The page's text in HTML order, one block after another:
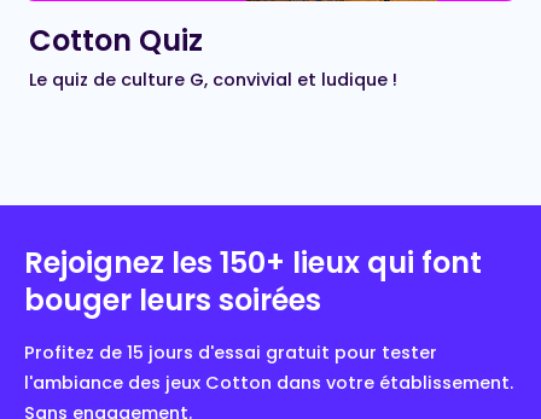
Cotton Quiz
Le quiz de culture G, convivial et ludique !
Rejoignez les 150+ lieux qui font
bouger leurs soirées
Profitez de 15 jours d'essai gratuit pour tester
l'ambiance des jeux Cotton dans votre établissement.
Sans engagement.